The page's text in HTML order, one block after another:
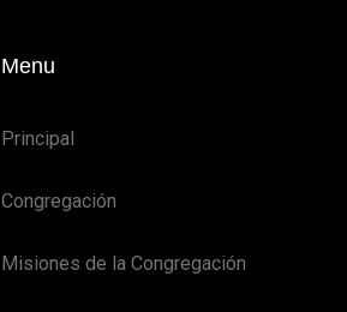
Menu
Principal
Congregación
Misiones de la Congregación